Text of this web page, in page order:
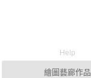
Help
繪圖藝廊作品